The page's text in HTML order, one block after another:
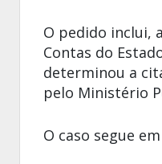
O pedido inclui,
Contas do
determinou a
pelo Ministério
O caso segue